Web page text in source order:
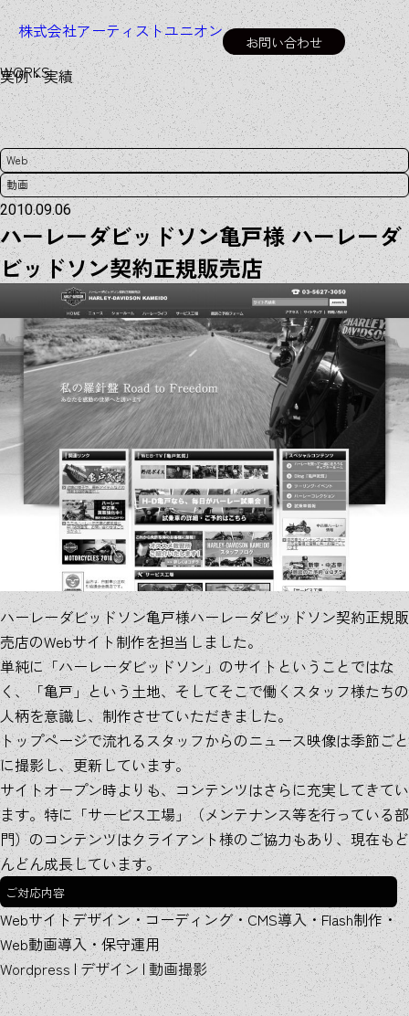
株式会社アーティストユニオン
お問い合わせ
実例・実績
WORKS
Web
動画
2010.09.06
ハーレーダビッドソン亀戸様 ハーレーダ
ビッドソン契約正規販売店
ハーレーダビッドソン亀戸様ハーレーダビッドソン契約正規販
売店のWebサイト制作を担当しました。
単純に「ハーレーダビッドソン」のサイトということではな
く、「亀戸」という土地、そしてそこで働くスタッフ様たちの
人柄を意識し、制作させていただきました。
トップページで流れるスタッフからのニュース映像は季節ごと
に撮影し、更新しています。
サイトオープン時よりも、コンテンツはさらに充実してきてい
ます。特に「サービス工場」（メンテナンス等を行っている部
門）のコンテンツはクライアント様のご協力もあり、現在もど
んどん成長しています。
ご対応内容
Webサイトデザイン・コーディング・CMS導入・Flash制作・
Web動画導入・保守運用
Wordpress |デザイン|動画撮影